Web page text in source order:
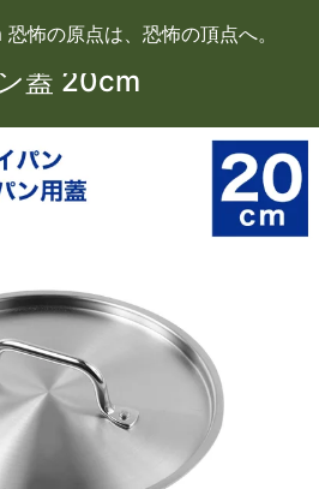
怖の原点は、恐怖の頂点へ。
蓋 20cm